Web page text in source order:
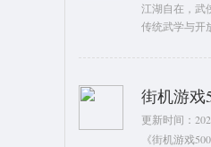
江湖自在，武
传统武学与开
街机游戏
更新时间：
《街机游戏